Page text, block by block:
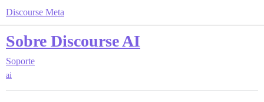
Discourse Meta
Sobre Discourse AI
Soporte
ai